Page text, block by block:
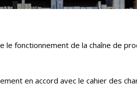
fonctionnement de la chaîne de
en accord avec le cahier des